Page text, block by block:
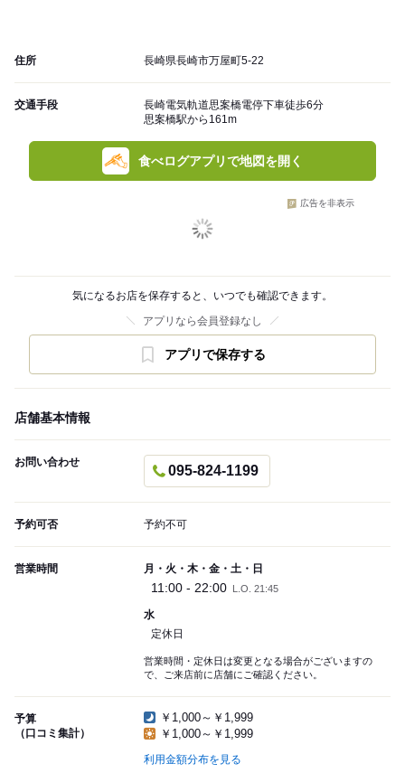
住所 長崎県長崎市万屋町5-22
交通手段
長崎電気軌道思案橋電停下車徒歩6分
思案橋駅から161m
食べログアプリで地図を開く
広告を非表示
気になるお店を保存すると、いつでも確認できます。
アプリなら会員登録なし
アプリで保存する
店舗基本情報
お問い合わせ
095-824-1199
予約可否 予約不可
営業時間 月・火・木・金・土・日
11:00 - 22:00 L.O. 21:45
水
定休日
営業時間・定休日は変更となる場合がございますの
で、ご来店前に店舗にご確認ください。
予算
（口コミ集計）
￥1,000～￥1,999
￥1,000～￥1,999
利用金額分布を見る